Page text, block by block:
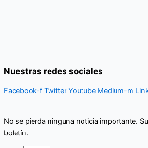
Nuestras redes sociales
Facebook-f Twitter Youtube Medium-m
No se pierda ninguna noticia importante.
boletín.